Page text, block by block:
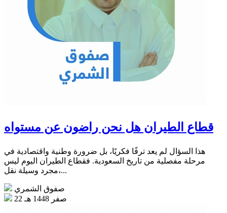
قطاع الطيران هل نحن راضون عن مستواه
هذا السؤال لم يعد ترفًا فكريًا، بل ضرورة وطنية واقتصادية في
مرحلة مفصلية من تاريخ السعودية. فقطاع الطيران اليوم ليس
مجرد وسيلة نقل،...
صفوق الشمري
22 صفر 1448 هـ